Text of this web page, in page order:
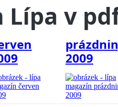
Lípa v
2009